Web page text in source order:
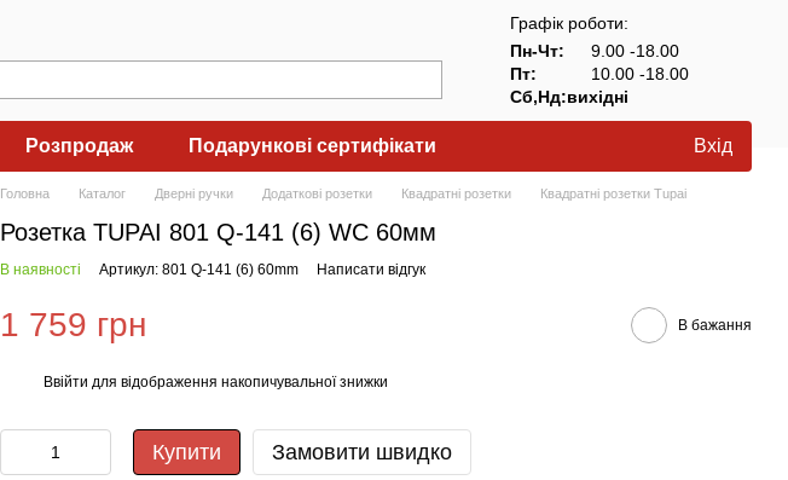
Графік роботи:
Пн-Чт:
9.00 -18.00
Пт:
10.00 -18.00
Сб,Нд:вихідні
Розпродаж Подарункові сертифікати Вхід
Головна Каталог Дверні ручки Додаткові розетки Квадратні розетки Квадратні розетки Tupai
Розетка TUPAI 801 Q-141 (6) WC 60мм
В наявності Артикул: 801 Q-141 (6) 60mm Написати відгук
1 759 грн В бажання
Ввійти для відображення накопичувальної знижки
Купити Замовити швидко